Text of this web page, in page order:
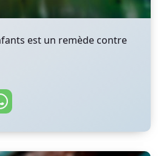
est un remède contre